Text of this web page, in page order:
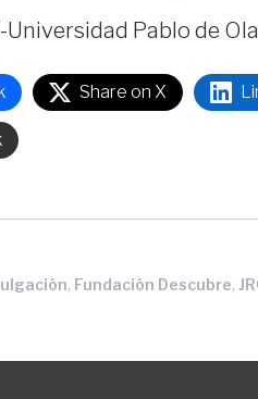
Universidad Pablo de
Share on X
, Fundación Descubre,